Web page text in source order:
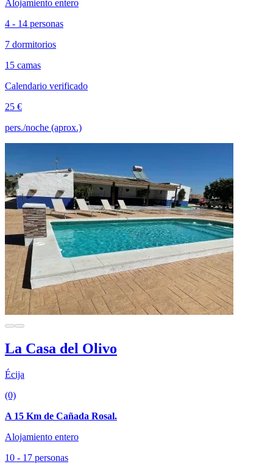
Alojamiento entero
4 - 14 personas
7 dormitorios
15 camas
Calendario verificado
25 €
pers./noche (aprox.)
La Casa del Olivo
Écija
(0)
A 15 Km de Cañada Rosal.
Alojamiento entero
10 - 17 personas